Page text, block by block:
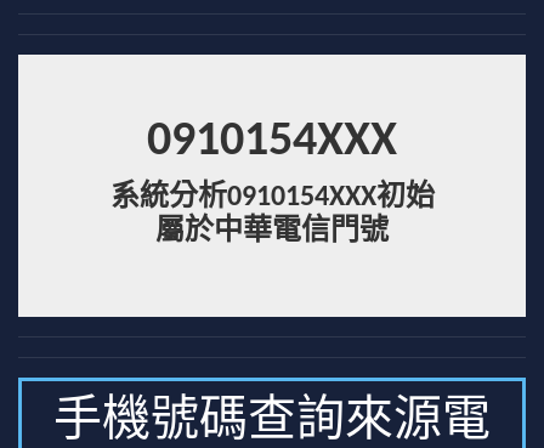
0910154XXX
系統分析0910154XXX初始
屬於中華電信門號
手機號碼查詢來源電